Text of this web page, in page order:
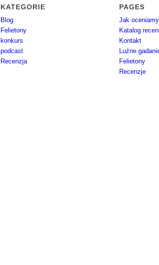
KATEGORIE
Blog
Felietony
konkurs
podcast
Recenzja
PAGES
Jak
Katalog
Kontakt
Luźne
Felietony
Recenzje